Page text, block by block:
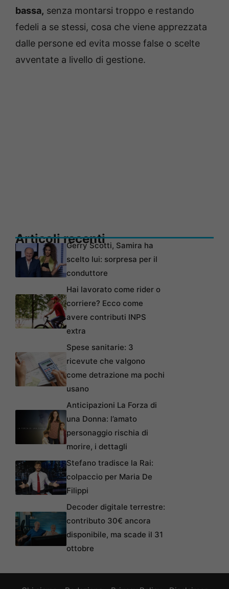
bassa, senza montarsi troppo e restando
fedeli a se stessi, cosa che viene apprezzata
dalle persone ed evita mosse false o scelte
avventate a livello di gestione.
Articoli recentiGerry Scotti, Samira ha
scelto lui: sorpresa per il
conduttore
Hai lavorato come rider o
corriere? Ecco come
avere contributi INPS
extra
Spese sanitarie: 3
ricevute che valgono
come detrazione ma pochi
usano
Anticipazioni La Forza di
una Donna: l’amato
personaggio rischia di
morire, i dettagli
Stefano tradisce la Rai:
colpaccio per Maria De
Filippi
Decoder digitale terrestre:
contributo 30€ ancora
disponibile, ma scade il 31
ottobre